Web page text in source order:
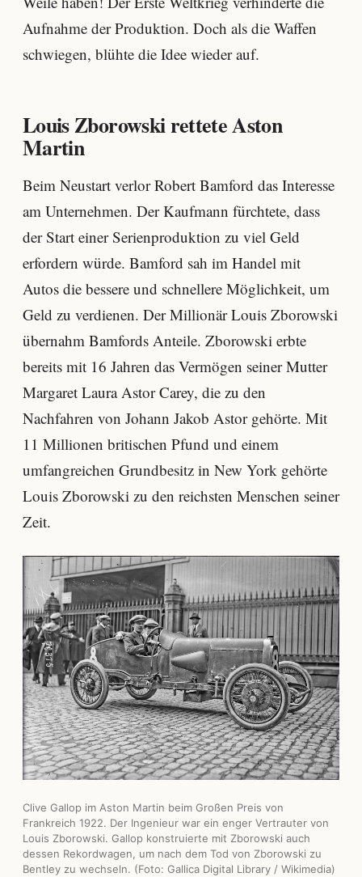
Aufnahme der Produktion. Doch als die Waffen
schwiegen, blühte die Idee wieder auf.
Louis Zborowski rettete Aston
Martin
Beim Neustart verlor Robert Bamford das Interesse
am Unternehmen. Der Kaufmann fürchtete, dass
der Start einer Serienproduktion zu viel Geld
erfordern würde. Bamford sah im Handel mit
Autos die bessere und schnellere Möglichkeit, um
Geld zu verdienen. Der Millionär Louis Zborowski
übernahm Bamfords Anteile. Zborowski erbte
bereits mit 16 Jahren das Vermögen seiner Mutter
Margaret Laura Astor Carey, die zu den
Nachfahren von Johann Jakob Astor gehörte. Mit
11 Millionen britischen Pfund und einem
umfangreichen Grundbesitz in New York gehörte
Louis Zborowski zu den reichsten Menschen seiner
Zeit.
Clive Gallop im Aston Martin beim Großen Preis von
Frankreich 1922. Der Ingenieur war ein enger Vertrauter von
Louis Zborowski. Gallop konstruierte mit Zborowski auch
dessen Rekordwagen, um nach dem Tod von Zborowski zu
Bentley zu wechseln. (Foto: Gallica Digital Library / Wikimedia)